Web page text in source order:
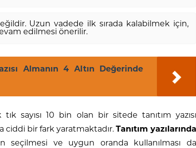
Uzun vadede ilk sırada kalabilmek için,
edilmesi önerilir.
Almanın 4 Altın Değerinde
sayısı 10 bin olan bir sitede tanıtım yazısı
ciddi bir fark yaratmaktadır. Tanıtım yazılarında
ve uygun oranda kullanılması da